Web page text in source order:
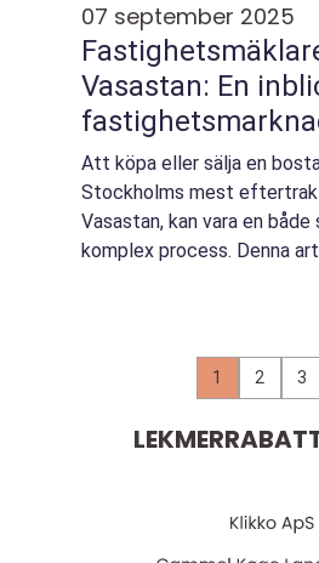
07 september 2025
Vasastan: En
Att köpa eller sälja en
Stockholms mest
Vasastan, kan vara en både
komplex process. Denna
1 2 3